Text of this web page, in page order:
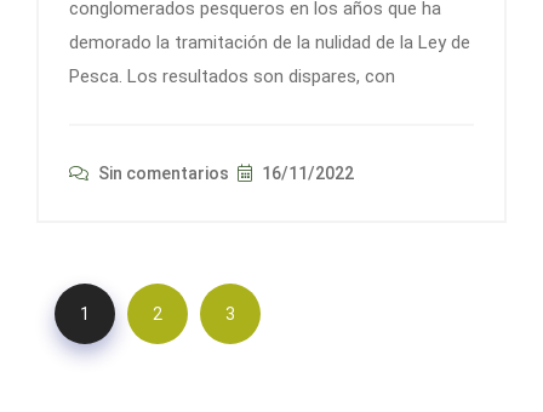
conglomerados pesqueros en los años que ha
demorado la tramitación de la nulidad de la Ley de
Pesca. Los resultados son dispares, con
Sin comentarios 16/11/2022
1 2 3